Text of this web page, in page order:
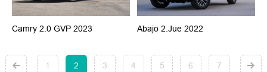
Camry 2.0 GVP 2023 Abajo 2.jue 2022
1 2 3 4 5 6 7